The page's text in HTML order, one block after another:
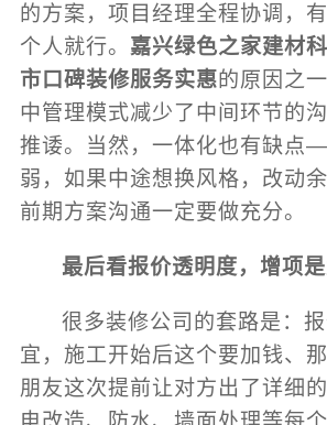
的方案，项目经理全程协调，
个人就行。 嘉兴绿色之家建材
市口碑装修服务实惠的原因之
中管理模式减少了中间环节的
推诿。当然，一体化也有缺点
弱，如果中途想换风格，改动
前期方案沟通一定要做充分。
最后看报价透明度，增项
很多装修公司的套路是：
宜，施工开始后这个要加钱、那
朋友这次提前让对方出了详细